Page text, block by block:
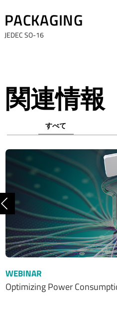
PACKAGING
JEDEC SO-16
関連情報
すべて
WEBINAR
Optimizing Power
前へ